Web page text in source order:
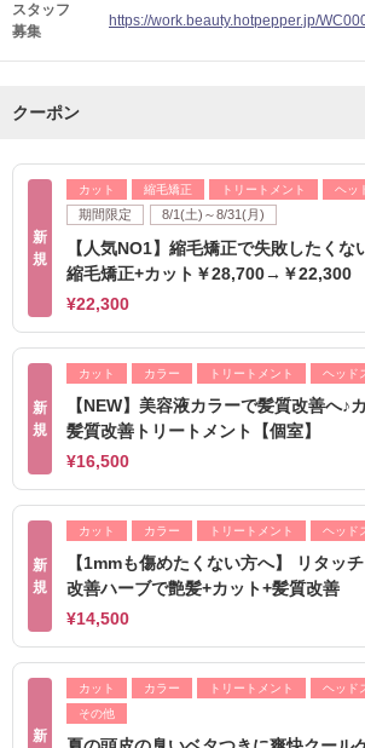
スタッフ
募集
https://work.beauty.hotpepper.jp/
クーポン
新
規
カット 縮毛矯正 トリートメント ヘッ
期間限定 8/1(土)～8/31(月)
【人気NO1】縮毛矯正で失敗したくな
縮毛矯正+カット￥28,700→￥22,300
¥22,300
新
規
カット カラー トリートメント ヘッド
【NEW】美容液カラーで髪質改善へ♪
髪質改善トリートメント【個室】
¥16,500
新
規
カット カラー トリートメント ヘッド
【1mmも傷めたくない方へ】 リタッ
改善ハーブで艶髪+カット+髪質改善
¥14,500
新
カット カラー トリートメント
ヘッド
その他